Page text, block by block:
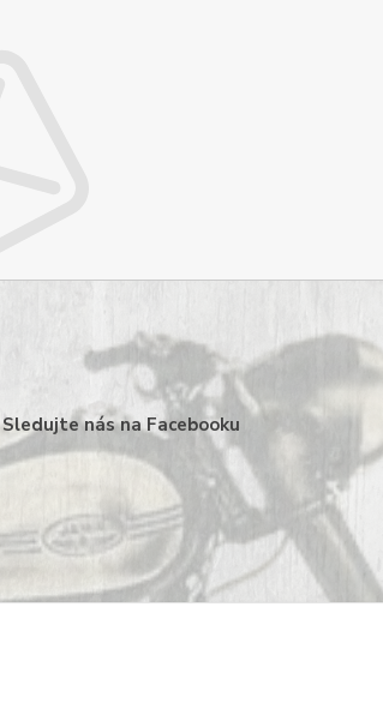
Sledujte nás na Facebooku